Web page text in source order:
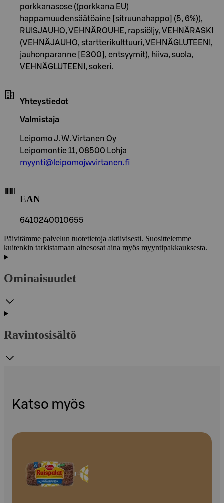
porkkanasose ((porkkana EU)
happamuudensäätöaine [sitruunahappo] (5, 6%)),
RUISJAUHO, VEHNÄROUHE, rapsiöljy, VEHNÄRASKI
(VEHNÄJAUHO, startterikulttuuri, VEHNÄGLUTEENI,
jauhonparanne [E300], entsyymit), hiiva, suola,
VEHNÄGLUTEENI, sokeri.
Yhteystiedot
Valmistaja
Leipomo J. W. Virtanen Oy
Leipomontie 11, 08500 Lohja
myynti@leipomojwvirtanen.fi
EAN
6410240010655
Päivitämme palvelun tuotetietoja aktiivisesti. Suosittelemme
kuitenkin tarkistamaan ainesosat aina myös myyntipakkauksesta.
Ominaisuudet
Ravintosisältö
Katso myös